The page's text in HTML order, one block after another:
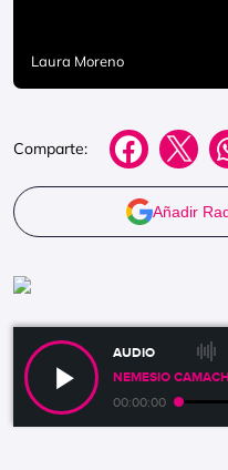
Laura Moreno
Comparte:
Añadir
AUDIO
NEMESIO
00:00:00